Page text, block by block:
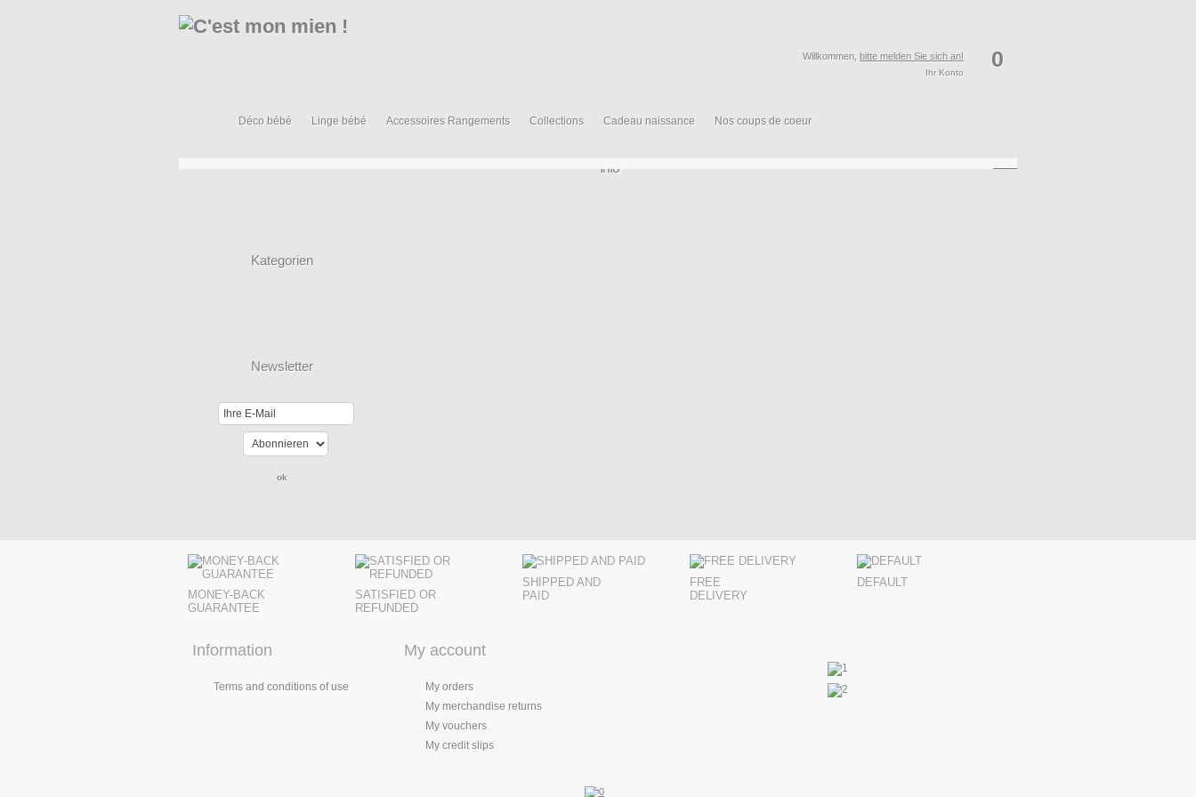
Déco bébé Linge bébé Accessoires Rangements Collections Cadeau naissance Nos coups de coeur
Info
Willkommen, bitte melden Sie sich an! 0
Ihr Konto
Kategorien
Newsletter
MONEY-BACK
GUARANTEE
SATISFIED OR
REFUNDED
SHIPPED AND
PAID
FREE
DELIVERY
DEFAULT
Information
Terms and conditions of use
My account
My orders
My merchandise returns
My vouchers
My credit slips